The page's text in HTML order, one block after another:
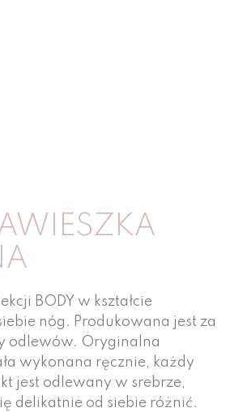
BODY w kształcie
nóg. Produkowana jest za
odlewów. Oryginalna
wykonana ręcznie, każdy
jest odlewany w srebrze,
delikatnie od siebie różnić.